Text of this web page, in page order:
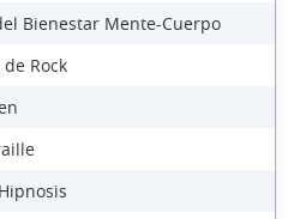
Bienestar Mente-Cuerpo
Rock